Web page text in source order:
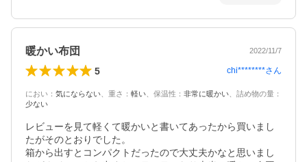
暖かい布団 2022/11/7
5 chi********さん
におい ： 気にならない 重さ ： 軽い 保温性 ： 非常に暖かい 詰め物の量 ：
少ない
レビューを見て軽くて暖かいと書いてあったから買いまし
たがそのとおりでした。
箱から出すとコンパクトだったので大丈夫かなと思いまし